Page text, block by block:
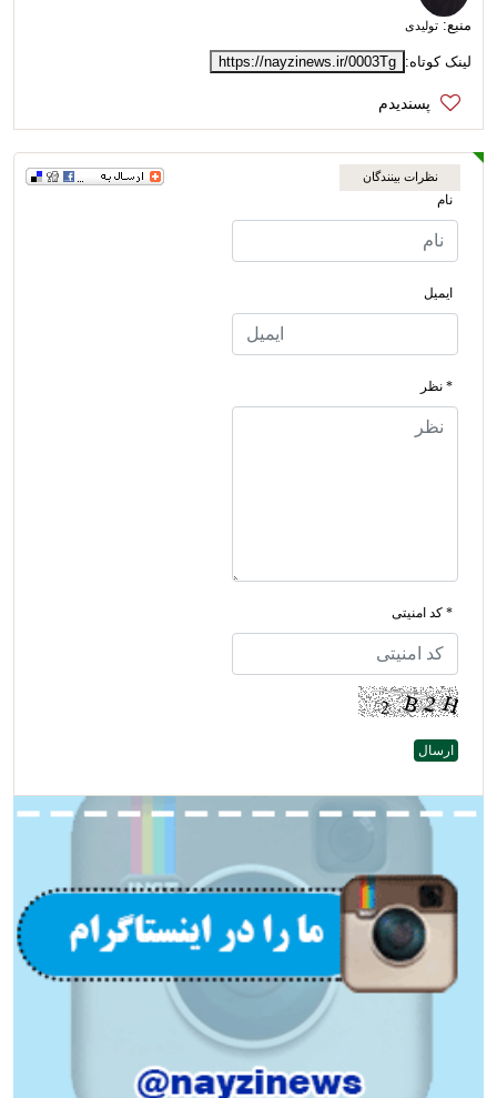
منبع: تولیدی
لینک کوتاه: https://nayzinews.ir/0003Tg
نظرات بینندگان
نام
ایمیل
* نظر
* کد امنیتی